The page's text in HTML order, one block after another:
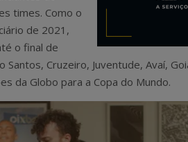
times. Como o
de 2021,
o final de
Cruzeiro, Juventude, Avaí,
da Globo para a Copa do Mundo.